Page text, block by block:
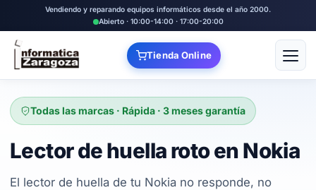
Vendiendo y reparando equipos informáticos desde el año 2000.
Abierto · 10:00-14:00 · 17:00-20:00
Tienda Online Abrir
Todas las marcas · Rápida · 3 meses garantía
Lector de huella roto en Nokia
El lector de huella de tu Nokia no responde, no